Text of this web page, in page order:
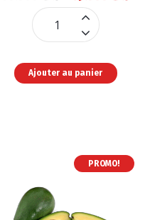
Pack
3
quantité
Ajouter au panier
PROMO!